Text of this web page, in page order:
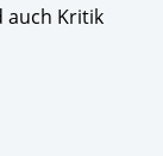
auch Kritik